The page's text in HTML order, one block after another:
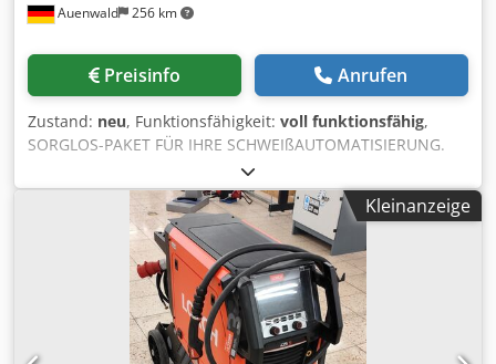
Auenwald 256 km
Preisinfo Anrufen
Zustand: neu, Funktionsfähigkeit: voll funktionsfähig,
SORGLOS-PAKET FÜR IHRE SCHWEIßAUTOMATISIERUNG.
Egal ob MIG-MAG oder WIG. Sie möchten mit einem Cobot
Ihre Schweißfertigung automatisieren, um Ihre
Herausforderungen zu meistern? Dann sind die Lorch
Cobot Welding Solutions genau das Richtige für Sie! Das
perfekt aufeinander abgestimmte Paket vereint •
hochwertige Robotertechnologie vom Cobot-Marktführer
Universal • innovative Schweißtechnologie von Lorch •
intuitive Lorch Cobotronic Bediensoftware • und ein
umfangreiches Service-Angebot mit bester, professioneller
Kleinanzeige